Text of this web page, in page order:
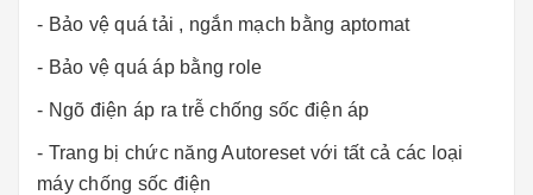
- Bảo vệ quá tải , ngắn mạch bằng aptomat
- Bảo vệ quá áp bằng role
- Ngõ điện áp ra trễ chống sốc điện áp
- Trang bị chức năng Autoreset với tất cả các loại
máy chống sốc điện